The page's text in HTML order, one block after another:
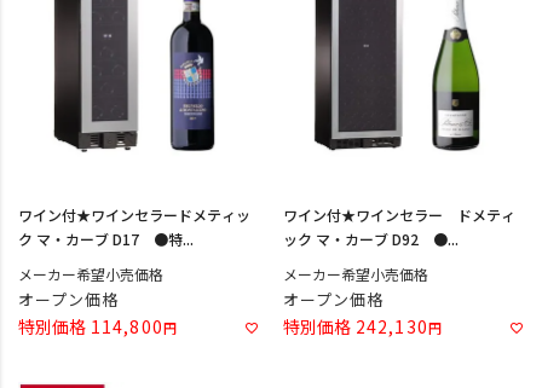
ワイン付★ワインセラードメティッ
ク マ・カーブ D17 ●特...
メーカー希望小売価格
オープン価格
特別価格 114,800
ワイン付★ワインセラー ドメティ
ック マ・カーブ D92 ●...
メーカー希望小売価格
オープン価格
特別価格 242,130